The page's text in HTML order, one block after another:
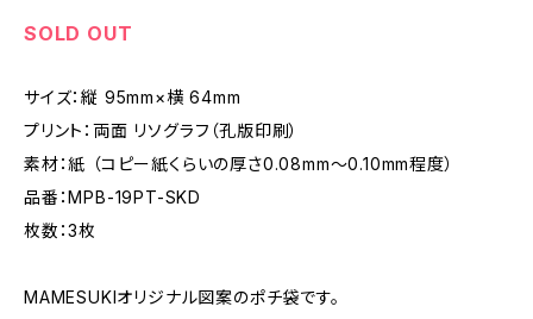
SOLD OUT
サイズ：縦 95mm×横 64mm
プリント：両面 リソグラフ（孔版印刷）
素材：紙 （コピー紙くらいの厚さ0.08mm～0.10mm程度）
品番：MPB-19PT-SKD
枚数：3枚
MAMESUKIオリジナル図案のポチ袋です。